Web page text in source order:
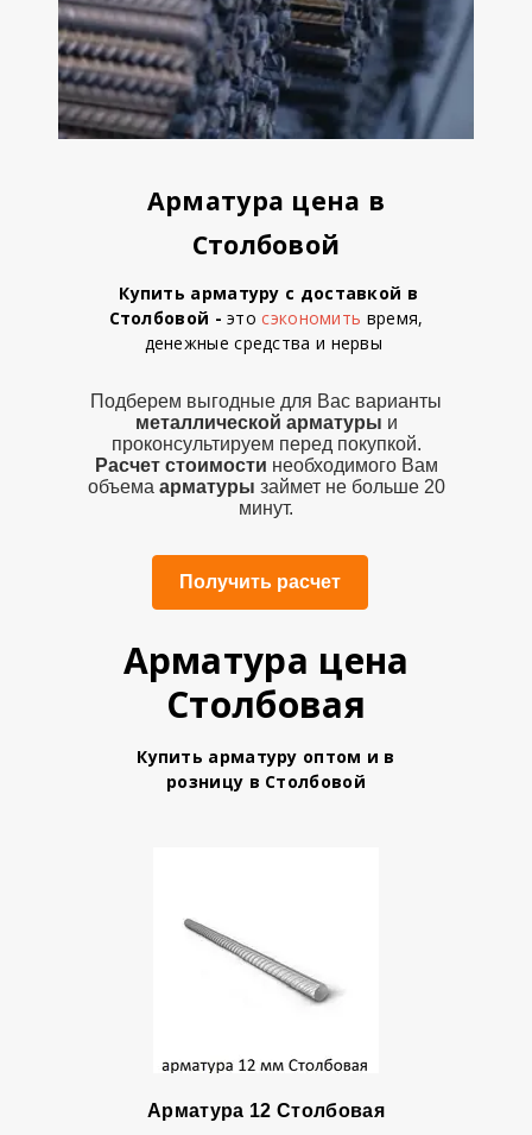
Арматура цена в
Столбовой
Купить арматуру с доставкой в
Столбовой - этосэкономить время,
денежные средства и нервы
Подберем выгодные для Вас варианты
металлической арматуры и
проконсультируем перед покупкой.
Расчет стоимости необходимого Вам
объема арматуры займет не больше 20
минут.
Получить расчет
Арматура цена
Столбовая
Купить арматуру оптом и в
розницу в Столбовой
Арматура 12 Столбовая